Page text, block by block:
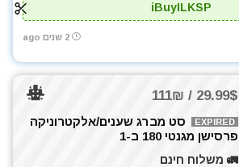
iBuyILKSP
2 שנים ago
29.99$ / 111₪
EXPIRED
סט מברג שענים/אלקטרוניקה
פרסישן מגנטי 180 ב-1
🚛 משלוח חינם